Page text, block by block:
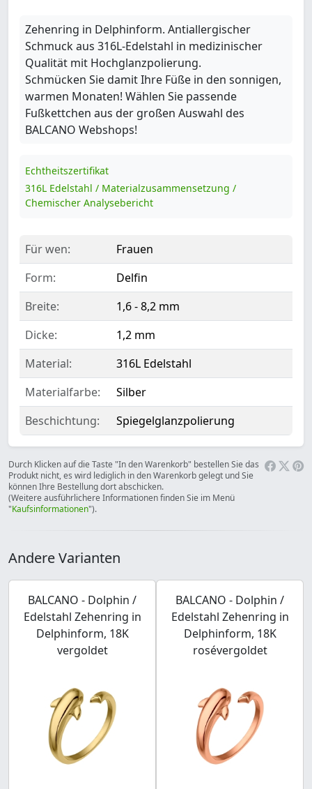
Zehenring in Delphinform. Antiallergischer
Schmuck aus 316L-Edelstahl in medizinischer
Qualität mit Hochglanzpolierung.
Schmücken Sie damit Ihre Füße in den sonnigen,
warmen Monaten! Wählen Sie passende
Fußkettchen aus der großen Auswahl des
BALCANO Webshops!
Echtheitszertifikat
316L Edelstahl / Materialzusammensetzung /
Chemischer Analysebericht
Für wen:
Frauen
Form:
Delfin
Breite:
1,6 - 8,2 mm
Dicke:
1,2 mm
Material:
316L Edelstahl
Materialfarbe:
Silber
Beschichtung:
Spiegelglanzpolierung
Durch Klicken auf die Taste "In den Warenkorb" bestellen Sie das
Produkt nicht, es wird lediglich in den Warenkorb gelegt und Sie
können Ihre Bestellung dort abschicken.
(Weitere ausführlichere Informationen finden Sie im Menü
"Kaufsinformationen").
Andere Varianten
BALCANO - Dolphin /
Edelstahl Zehenring in
Delphinform, 18K
vergoldet
BALCANO - Dolphin /
Edelstahl Zehenring in
Delphinform, 18K
rosévergoldet